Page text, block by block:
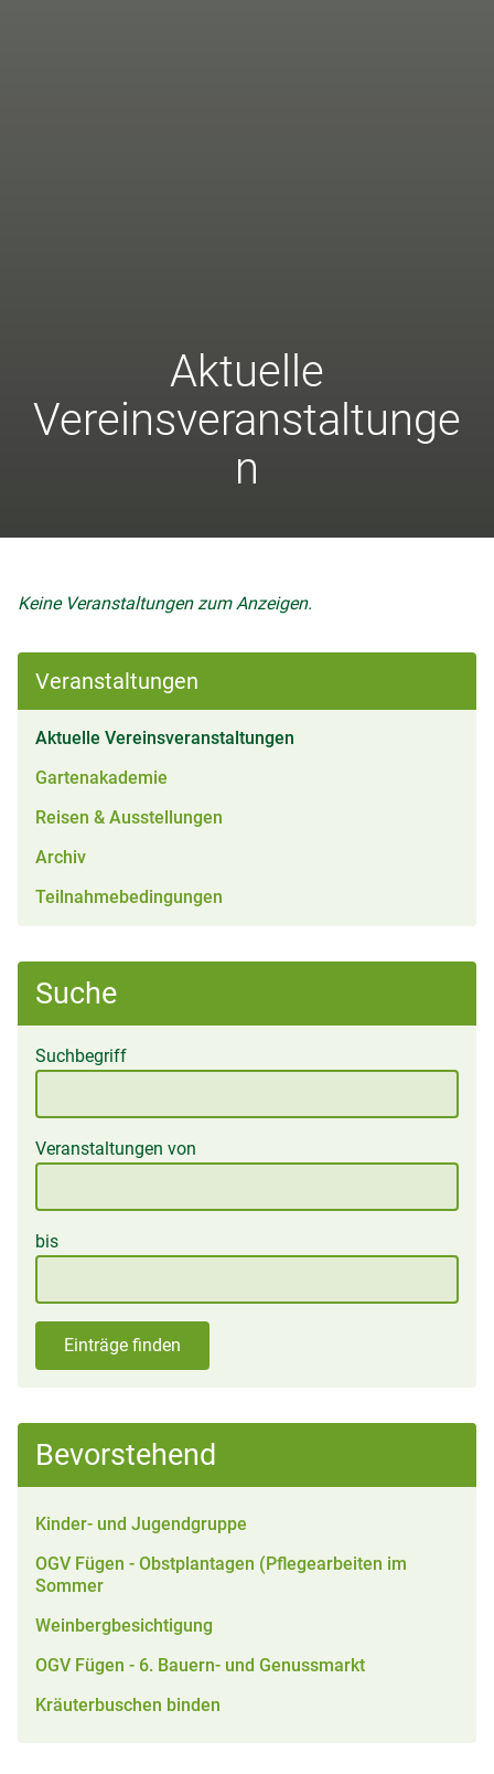
Aktuelle
Vereinsveranstaltunge
n
Veranstaltungen
Aktuelle Vereinsveranstaltungen
Gartenakademie
Reisen & Ausstellungen
Archiv
Teilnahmebedingungen
Suche
Suchbegriff
Veranstaltungen von
bis
Einträge finden
Bevorstehend
Kinder- und Jugendgruppe
OGV Fügen - Obstplantagen (Pflegearbeiten im
Sommer
Weinbergbesichtigung
OGV Fügen - 6. Bauern- und Genussmarkt
Kräuterbuschen binden
Keine Veranstaltungen zum Anzeigen.